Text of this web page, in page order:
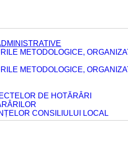
METODOLOGICE,
METODOLOGICE,
DE HOTĂRÂRI
CONSILIULUI LOCAL